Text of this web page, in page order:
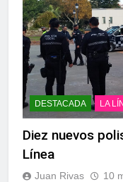
DESTACADA LA
Diez nuevos
Línea
Juan Rivas 10